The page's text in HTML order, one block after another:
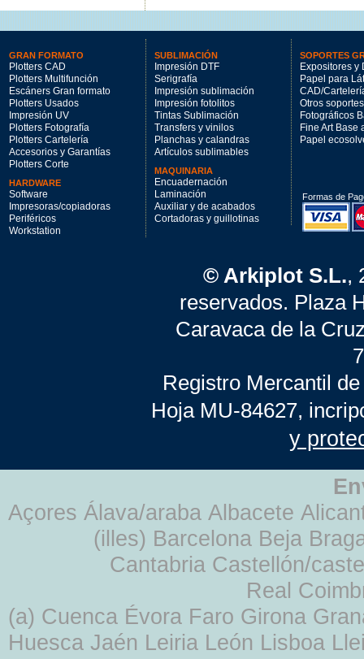
GRAN FORMATO
Plotters CAD
Plotters Multifunción
Escáners Gran formato
Plotters Usados
Impresión UV
Plotters Fotografía
Plotters Cartelería
Accesorios y Garantías
Plotters Corte
HARDWARE
Software
Impresoras/copiadoras
Periféricos
Workstation
SUBLIMACIÓN
Impresión DTF
Serigrafía
Impresión sublimación
Impresión fotolitos
Tintas Sublimación
Transfers y vinilos
Planchas y calandras
Artículos sublimables
MAQUINARIA
Encuadernación
Laminación
Auxiliar y de acabados
Cortadoras y guillotinas
SOPORTES
Expositores y
Papel para
CAD/
Otros soportes
Fotográficos
Fine Art Base
Papel
Formas de
© Arkiplot S.L.,
reservados. Plaza
Caravaca de la
Registro Mercantil
Hoja MU-84627,
y
Açores Álava/araba Albacete
(illes) Barcelona Beja
Cantabria Castellón/
Real
(a) Cuenca Évora Faro Girona
Huesca Jaén Leiria León Lisboa